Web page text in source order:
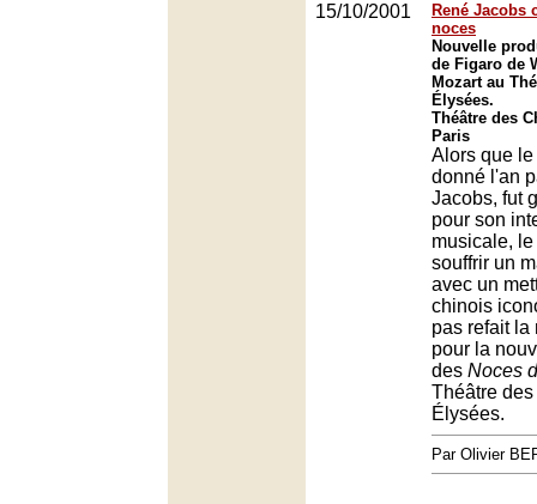
15/10/2001
René Jacobs
noces
Nouvelle
de Figaro de
Mozart au
Élysées.
Théâtre des
Paris
Alors que le
donné l'an
Jacobs, fut
pour son
musicale,
souffrir un
avec un
chinois
pas refait la
pour la
des Noces
Théâtre
Élysées.
Par Olivier